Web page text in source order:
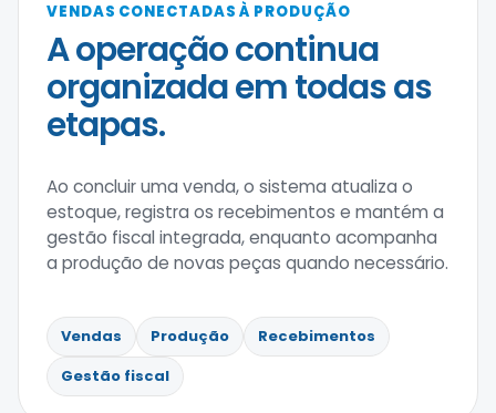
VENDAS CONECTADAS À PRODUÇÃO
A operação continua
organizada em todas as
etapas.
Ao concluir uma venda, o sistema atualiza o
estoque, registra os recebimentos e mantém a
gestão fiscal integrada, enquanto acompanha
a produção de novas peças quando necessário.
Vendas Produção
Recebimentos
Gestão fiscal